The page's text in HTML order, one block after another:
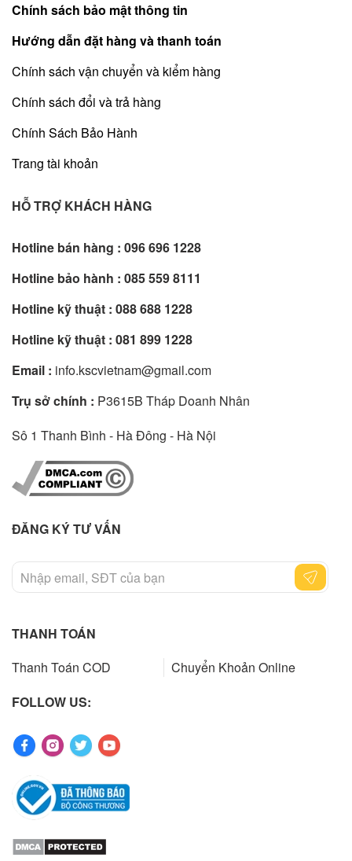
Chính sách bảo mật thông tin
Hướng dẫn đặt hàng và thanh toán
Chính sách vận chuyển và kiểm hàng
Chính sách đổi và trả hàng
Chính Sách Bảo Hành
Trang tài khoản
HỖ TRỢ KHÁCH HÀNG
Hotline bán hàng : 096 696 1228
Hotline bảo hành : 085 559 8111
Hotline kỹ thuật : 088 688 1228
Hotline kỹ thuật : 081 899 1228
Email : info.kscvietnam@gmail.com
Trụ sở chính : P3615B Tháp Doanh Nhân
Sô 1 Thanh Bình - Hà Đông - Hà Nội
ĐĂNG KÝ TƯ VẤN
THANH TOÁN
Thanh Toán COD
Chuyển Khoản Online
FOLLOW US: